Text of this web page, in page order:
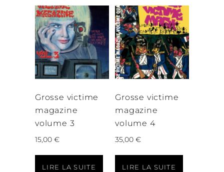
Grosse victime
magazine
volume 3
15,00 €
LIRE LA SUITE
Grosse victime
magazine
volume 4
35,00€
LIRE LA SUITE